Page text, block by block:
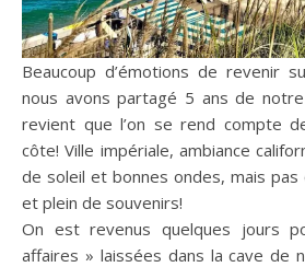
Beaucoup d’émotions de revenir sur la côte Basque où
nous avons partagé 5 ans de
revient que l’on se rend compte
côte! Ville impériale, ambiance
de soleil et bonnes ondes, mais pas
et plein de souvenirs!
On est revenus quelques jours
affaires » laissées dans la cave de